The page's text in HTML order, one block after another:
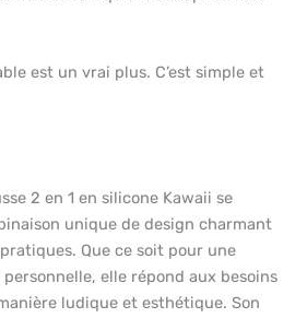
est un vrai plus. C’est simple et
2 en 1 en silicone Kawaii se
unique de design charmant
Que ce soit pour une
elle répond aux besoins
ludique et esthétique. Son